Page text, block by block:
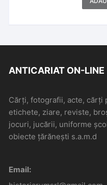
ANTICARIAT ON-LINE
Cărți, fotografii, acte, cărți
etichete, ziare, reviste,
jocuri, jucării, uniforme
obiecte țărănești s.a.m.d
Email: